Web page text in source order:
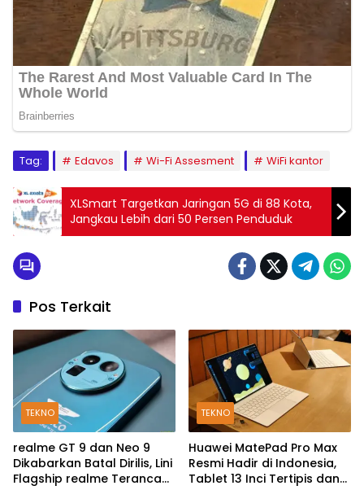
Tag: Edavos Wi-Fi Assesment WiFi kantor
XLSmart Targetkan Jaringan 5G di 88 Kota,
Jangkau Lebih dari 50 Persen Penduduk
Pos Terkait
TEKNO
realme GT 9 dan Neo 9
Dikabarkan Batal Dirilis, Lini
Flagship realme Terancam
TEKNO
Huawei MatePad Pro Max
Resmi Hadir di Indonesia,
Tablet 13 Inci Tertipis dan